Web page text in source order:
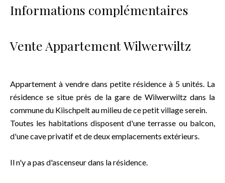
Informations complémentaires
Vente Appartement Wilwerwiltz
Appartement à vendre dans petite résidence à 5 unités. La
résidence se situe près de la gare de Wilwerwiltz dans la
commune du Kiischpelt au milieu de ce petit village serein.
Toutes les habitations disposent d'une terrasse ou balcon,
d'une cave privatif et de deux emplacements extérieurs.
Il n'y a pas d'ascenseur dans la résidence.